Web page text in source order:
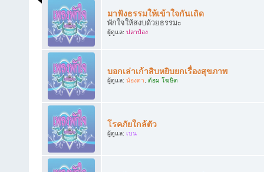
มาฟังธรรมให้เข้าใจกันเถิด
พักใจให้สงบด้วยธรรมะ
ผู้ดูแล: ปลาป๋อง
บอกเล่าเก้าสิบหยิบยกเรื่องสุขภาพ
ผู้ดูแล: น้องดา, ต้อม โฆษิต
โรคภัยใกล้ตัว
ผู้ดูแล: เบน